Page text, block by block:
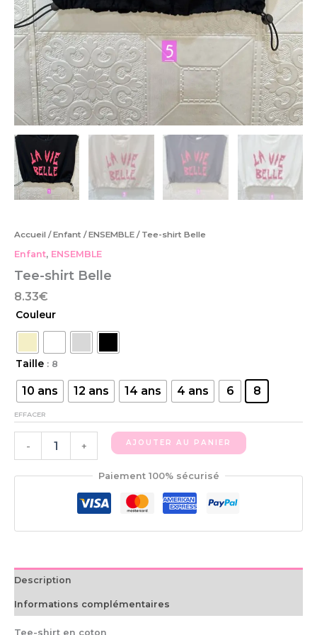
Accueil /Enfant /ENSEMBLE / Tee-shirt Belle
Enfant, ENSEMBLE
Tee-shirt Belle
8.33€
Couleur
Taille : 8
10 ans 12 ans 14 ans 4 ans 6 8
EFFACER
- + AJOUTER AU PANIER
Paiement 100% sécurisé
Description
Informations complémentaires
Tee-shirt en coton